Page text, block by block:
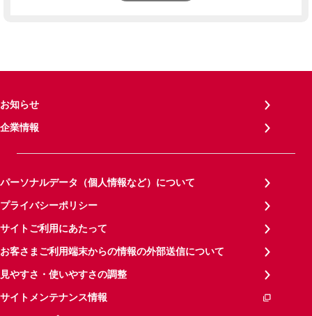
お知らせ
企業情報
パーソナルデータ（個人情報など）について
プライバシーポリシー
サイトご利用にあたって
お客さまご利用端末からの情報の外部送信について
見やすさ・使いやすさの調整
サイトメンテナンス情報